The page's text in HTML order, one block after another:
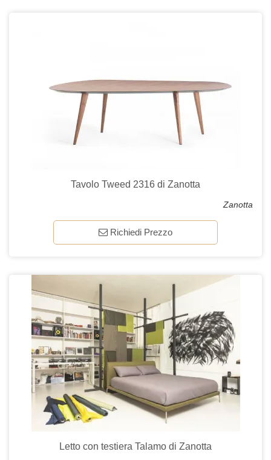
Tavolo Tweed 2316 di Zanotta
Zanotta
Richiedi Prezzo
Letto con testiera Talamo di Zanotta